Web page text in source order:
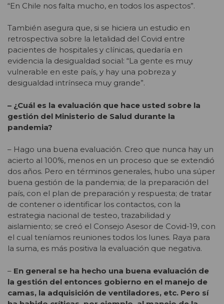
“En Chile nos falta mucho, en todos los aspectos”.
También asegura que, si se hiciera un estudio en
retrospectiva sobre la letalidad del Covid entre
pacientes de hospitales y clínicas, quedaría en
evidencia la desigualdad social: “La gente es muy
vulnerable en este país, y hay una pobreza y
desigualdad intrínseca muy grande”.
– ¿Cuál es la evaluación que hace usted sobre la
gestión del Ministerio de Salud durante la
pandemia?
– Hago una buena evaluación. Creo que nunca hay un
acierto al 100%, menos en un proceso que se extendió
dos años. Pero en términos generales, hubo una súper
buena gestión de la pandemia; de la preparación del
país, con el plan de preparación y respuesta; de tratar
de contener o identificar los contactos, con la
estrategia nacional de testeo, trazabilidad y
aislamiento; se creó el Consejo Asesor de Covid-19, con
el cual teníamos reuniones todos los lunes. Raya para
la suma, es más positiva la evaluación que negativa.
– En general se ha hecho una buena evaluación de
la gestión del entonces gobierno en el manejo de
camas, la adquisición de ventiladores, etc. Pero sí